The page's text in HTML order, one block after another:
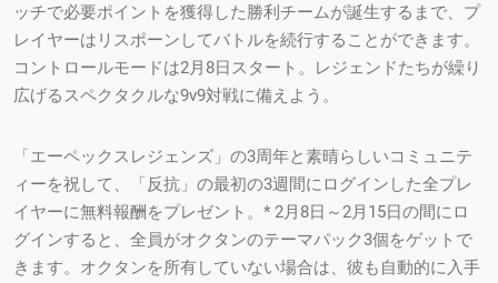
ッチで必要ポイントを獲得した勝利チームが誕生するまで、プ
レイヤーはリスポーンしてバトルを続行することができます。
コントロールモードは2月8日スタート。レジェンドたちが繰り
広げるスペクタクルな9v9対戦に備えよう。
「エーペックスレジェンズ」の3周年と素晴らしいコミュニテ
ィーを祝して、「反抗」の最初の3週間にログインした全プレ
イヤーに無料報酬をプレゼント。* 2月8日～2月15日の間にロ
グインすると、全員がオクタンのテーマパック3個をゲットで
きます。オクタンを所有していない場合は、彼も自動的に入手